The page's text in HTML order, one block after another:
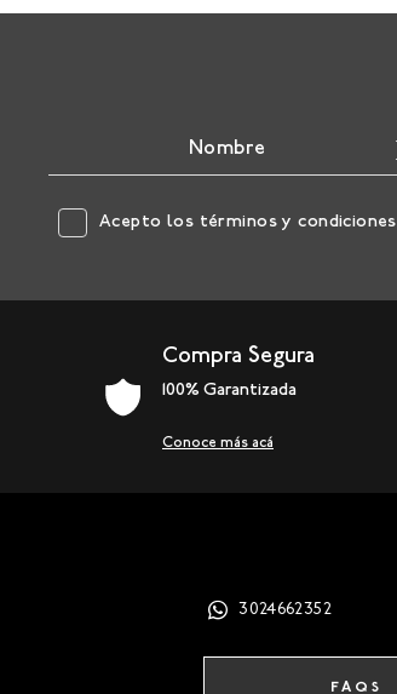
Acepto los términos y condiciones
Compra Segura
100% Garantizada
Conoce más acá
3024662352
FAQS